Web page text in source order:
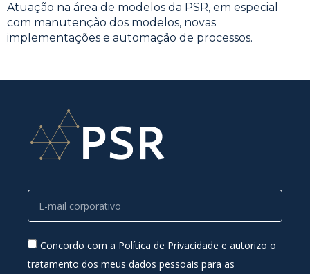
Atuação na área de modelos da PSR, em especial
com manutenção dos modelos, novas
implementações e automação de processos.
Concordo com a Política de Privacidade e autorizo o
tratamento dos meus dados pessoais para as